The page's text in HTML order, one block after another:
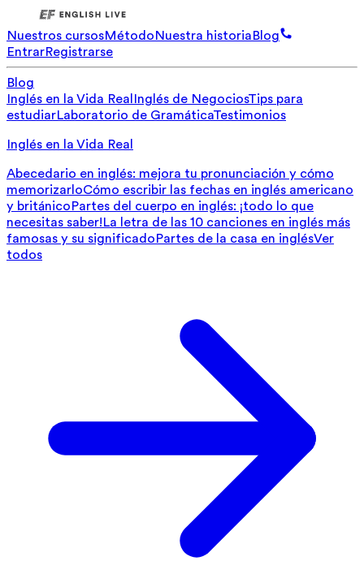
Nuestros cursosMétodoNuestra historiaBlog
EntrarRegistrarse
Blog
Inglés en la Vida Real Inglés de NegociosTips para
estudiarLaboratorio de GramáticaTestimonios
Inglés en la Vida Real
Abecedario en inglés: mejora tu pronunciación y cómo
memorizarloCómo escribir las fechas en inglés americano
y británicoPartes del cuerpo en inglés: ¡todo lo que
necesitas saber!La letra de las 10 canciones en inglés más
famosas y su significadoPartes de la casa en inglésVer
todos